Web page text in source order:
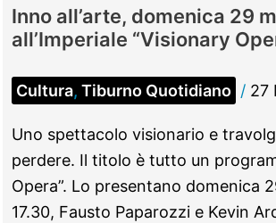
Inno all’arte, domenica 29
all’Imperiale “Visionary
Cultura, Tiburno Quotidiano / 27
Uno spettacolo visionario e
perdere. Il titolo è tutto un
Opera”. Lo presentano domenica
17.30, Fausto Paparozzi e Kevin